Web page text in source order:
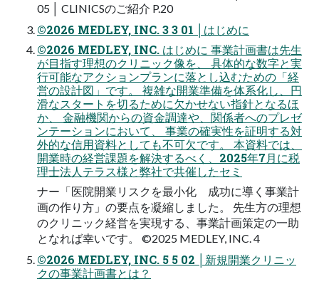
05 │ CLINICSのご紹介 P.20
©2026 MEDLEY, INC. 3 3 01 │はじめに
©2026 MEDLEY, INC. はじめに 事業計画書は先⽣
が⽬指す理想のクリニック像を、 具体的な数字と実
⾏可能なアクションプランに落とし込むための「経
営の設計図」です。 複雑な開業準備を体系化し、円
滑なスタートを切るために⽋かせない指針となるほ
か、 ⾦融機関からの資⾦調達や、関係者へのプレゼ
ンテーションにおいて、 事業の確実性を証明する対
外的な信⽤資料としても不可⽋です。 本資料では、
開業時の経営課題を解決するべく、2025年7⽉に税
理⼠法⼈テラス様と弊社で共催したセミ
ナー「医院開業リスクを最⼩化 成功に導く事業計
画の作り⽅」の要点を凝縮しました。 先⽣⽅の理想
のクリニック経営を実現する、事業計画策定の⼀助
となれば幸いです。 ©2025 MEDLEY, INC. 4
©2026 MEDLEY, INC. 5 5 02 │新規開業クリニッ
クの事業計画書とは？